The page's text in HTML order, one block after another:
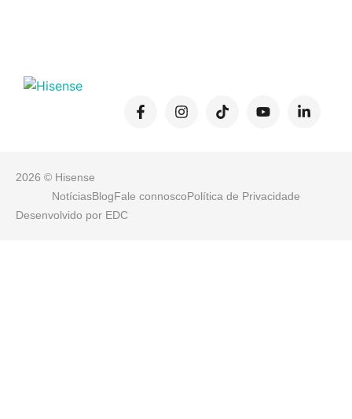
2026 © Hisense
NotíciasBlogFale connoscoPolítica de Privacidade
Desenvolvido por EDC